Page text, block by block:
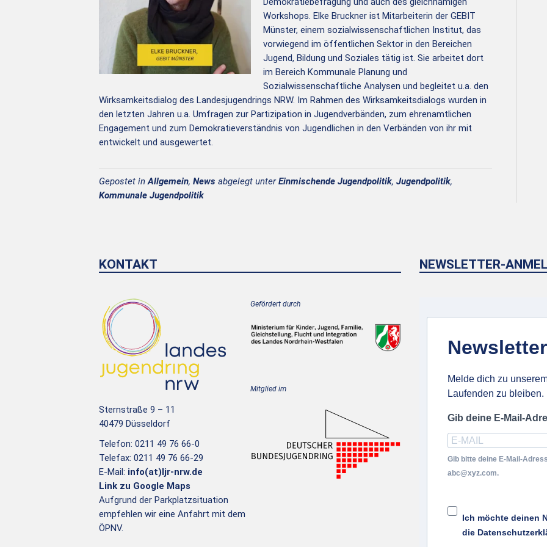
Workshops. Elke Bruckner ist Mitarbeiterin der GEBIT
Münster, einem sozialwissenschaftlichen Institut, das
vorwiegend im öffentlichen Sektor in den Bereichen
Jugend, Bildung und Soziales tätig ist. Sie arbeitet dort
im Bereich Kommunale Planung und
Sozialwissenschaftliche Analysen und begleitet u.a. den
Wirksamkeitsdialog des Landesjugendrings NRW. Im Rahmen des Wirksamkeitsdialogs wurden in
den letzten Jahren u.a. Umfragen zur Partizipation in Jugendverbänden, zum ehrenamtlichen
Engagement und zum Demokratieverständnis von Jugendlichen in den Verbänden von ihr mit
entwickelt und ausgewertet.
Gepostet inAllgemein, News abgelegt unterEinmischende Jugendpolitik, Jugendpolitik,
Kommunale Jugendpolitik
KONTAKT
Sternstraße 9 – 11
40479 Düsseldorf
Telefon: 0211 49 76 66-0
Telefax: 0211 49 76 66-29
E-Mail: info(at)ljr-nrw.de
Link zu Google Maps
Aufgrund der Parkplatzsituation
empfehlen wir eine Anfahrt mit dem
ÖPNV.
Gefördert durch
Mitglied im
NEWSLETTER-
Newsletter
Melde dich zu
Laufenden zu bleiben.
Gib deine E-Mail-
Gib bitte deine E-Mail-
abc@xyz.com.
Ich möchte deinen
die